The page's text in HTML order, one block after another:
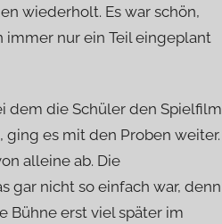
wiederholt. Es war schön,
immer nur ein Teil eingeplant
dem die Schüler den Spielfilm
ging es mit den Proben weiter.
alleine ab. Die
gar nicht so einfach war, denn
Bühne erst viel später im